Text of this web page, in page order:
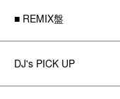
■ REMIX盤
DJ's PICK UP